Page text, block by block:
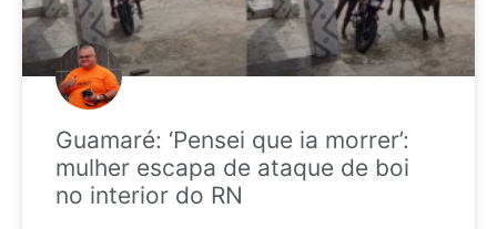
Guamaré: ‘Pensei que ia morrer’:
mulher escapa de ataque de boi
no interior do RN